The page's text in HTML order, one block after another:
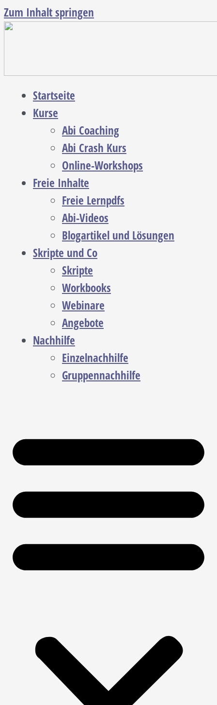
Zum Inhalt springen
Startseite
Kurse
Abi Coaching
Abi Crash Kurs
Online-Workshops
Freie Inhalte
Freie Lernpdfs
Abi-Videos
Blogartikel und Lösungen
Skripte und Co
Skripte
Workbooks
Webinare
Angebote
Nachhilfe
Einzelnachhilfe
Gruppennachhilfe